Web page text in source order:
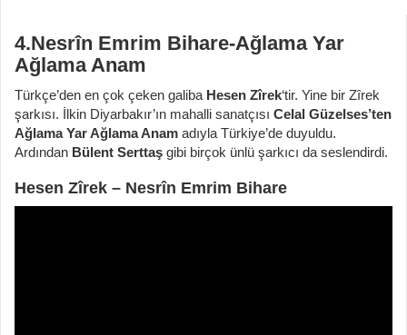
4.Nesrîn Emrim Bihare-Ağlama Yar
Ağlama Anam
Türkçe’den en çok çeken galiba Hesen Zîrek‘tir. Yine bir Zîrek
şarkısı. İlkin Diyarbakır’ın mahalli sanatçısı Celal Güzelses’ten
Ağlama Yar Ağlama Anam adıyla Türkiye’de duyuldu.
Ardından Bülent Serttaş gibi birçok ünlü şarkıcı da seslendirdi.
Hesen Zîrek – Nesrîn Emrim Bihare